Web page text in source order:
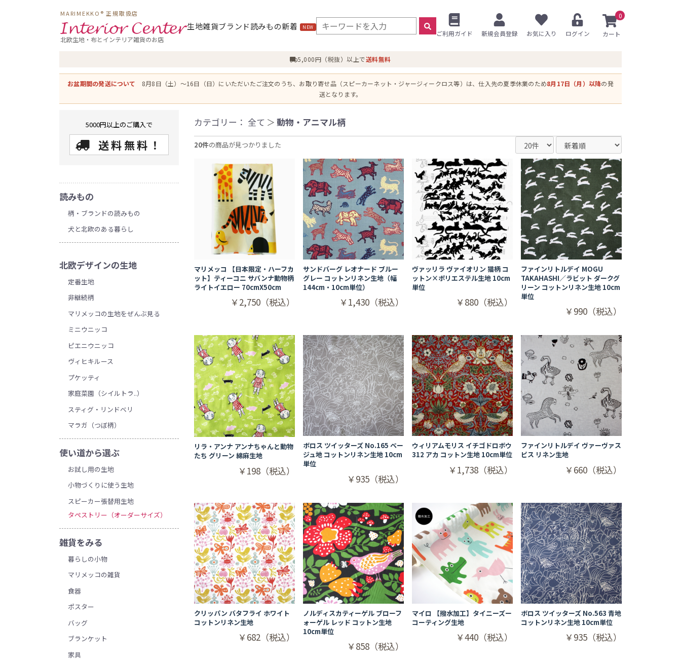
MARIMEKKO® 正規取扱店
北欧生地・布とインテリア雑貨のお店
生地雑貨ブランド読みもの新着 NEW
ご利用ガイド 新規会員登録 お気に入り ログイン
0
5,000円（税抜）以上で送料無料
お盆期間の発送について 8月8日（土）〜16日（日）にいただいたご注文のうち、お取り寄せ品（スピーカーネット・ジャージィークロス等）は、仕入先の夏季休業のため8月17日（月）以降の発
送となります。
5000円以上のご購入で
送料無料！
読みもの
柄・ブランドの読みもの
犬と北欧のある暮らし
北欧デザインの生地
定番生地
非継続柄
マリメッコの生地をぜんぶ見る
ミニウニッコ
ピエニウニッコ
ヴィヒキルース
プケッティ
家庭菜園（シイルトラ..）
スティグ・リンドベリ
マラガ（つぼ柄）
使い道から選ぶ
お試し用の生地
小物づくりに使う生地
スピーカー張替用生地
タペストリー（オーダーサイズ）
雑貨をみる
暮らしの小物
マリメッコの雑貨
食器
ポスター
バッグ
ブランケット
家具
カテゴリー： 全て ＞ 動物・アニマル柄
20件の商品が見つかりました
マリメッコ 【日本限定・ハーフカ
ット】ティーコニ サバンナ動物柄
ライトイエロー 70cmX50cm
￥2,750（税込）
サンドバーグ レオナード ブルー
グレー コットンリネン生地（幅
144cm・10cm単位）
￥1,430（税込）
ヴァッリラ ヴァイオリン 猫柄 コ
ットン×ポリエステル生地 10cm
単位
￥880（税込）
ファインリトルデイ MOGU
TAKAHASHI／ラビット ダークグ
リーン コットンリネン生地 10cm
単位
￥990（税込）
リラ・アンナ アンナちゃんと動物
たち グリーン 綿麻生地
￥198（税込）
ボロス ツイッターズ No.165 ベー
ジュ地 コットンリネン生地 10cm
単位
￥935（税込）
ウィリアムモリス イチゴドロボウ
312 アカ コットン生地 10cm単位
￥1,738（税込）
ファインリトルデイ ヴァーヴァス
ピス リネン生地
￥660（税込）
クリッパン バタフライ ホワイト
コットンリネン生地
￥682（税込）
ノルディスカティーゲル ブローフ
ォーゲル レッド コットン生地
10cm単位
￥858（税込）
マイロ 【撥水加工】タイニーズー
コーティング生地
￥440（税込）
ボロス ツイッターズ No.563 青地
コットンリネン生地 10cm単位
￥935（税込）